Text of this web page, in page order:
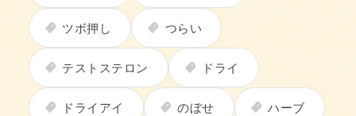
ツボ押し つらい
テストステロン ドライ
ドライアイ のぼせ ハーブ